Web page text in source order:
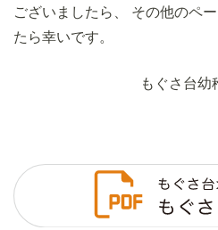
ございましたら、 その他のペ
たら幸いです。
もぐさ台